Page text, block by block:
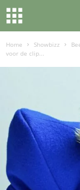
Home Showbizz
voor de clip...